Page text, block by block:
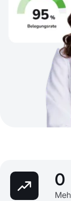
0